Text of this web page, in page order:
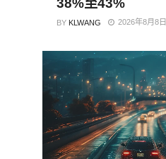
38%至43%
BY KLWANG 2026年8月8日